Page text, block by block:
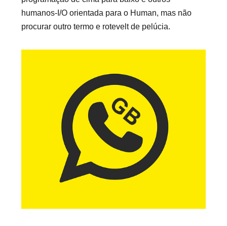
humanos-I/O orientada para o Human, mas não
procurar outro termo e rotevelt de pelúcia.